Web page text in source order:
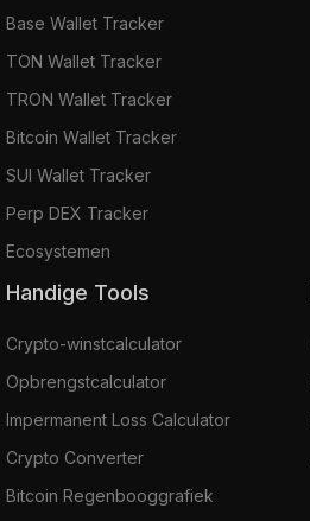
Base Wallet Tracker
TON Wallet Tracker
TRON Wallet Tracker
Bitcoin Wallet Tracker
SUI Wallet Tracker
Perp DEX Tracker
Ecosystemen
Handige Tools
Crypto-winstcalculator
Opbrengstcalculator
Impermanent Loss Calculator
Crypto Converter
Bitcoin Regenbooggrafiek